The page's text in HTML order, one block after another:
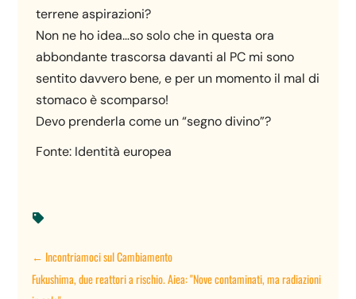
terrene aspirazioni?
Non ne ho idea…so solo che in questa ora
abbondante trascorsa davanti al PC mi sono
sentito davvero bene, e per un momento il mal di
stomaco è scomparso!
Devo prenderla come un “segno divino”?
Fonte: Identità europea

← Incontriamoci sul Cambiamento
Fukushima, due reattori a rischio. Aiea: "Nove contaminati, ma radiazioni